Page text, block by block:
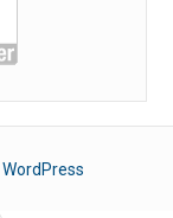
WordPress